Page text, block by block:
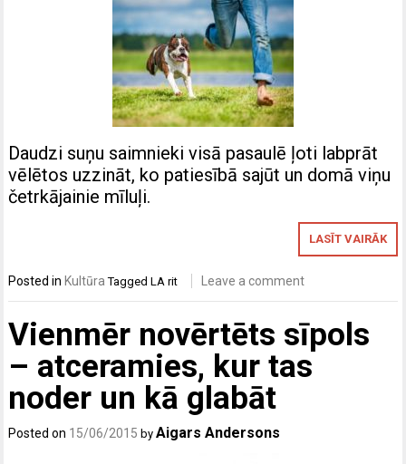
Daudzi suņu saimnieki visā pasaulē ļoti labprāt
vēlētos uzzināt, ko patiesībā sajūt un domā viņu
četrkājainie mīluļi.
LASĪT VAIRĀK
Posted in Kultūra TaggedLA rit Leave a comment
Vienmēr novērtēts sīpols
– atceramies, kur tas
noder un kā glabāt
Posted on 15/06/2015 byAigars Andersons